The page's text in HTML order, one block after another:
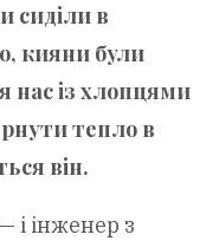
сиділи в
кияни були
нас із хлопцями
тепло в
він.
і інженер з